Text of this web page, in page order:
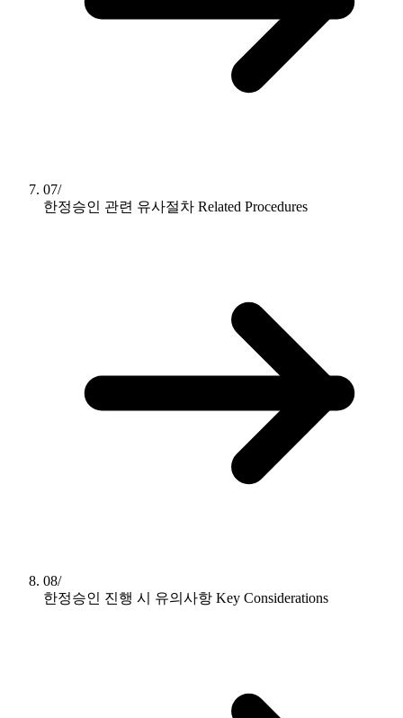
07/
한정승인 관련 유사절차 Related Procedures
08/
한정승인 진행 시 유의사항 Key Considerations